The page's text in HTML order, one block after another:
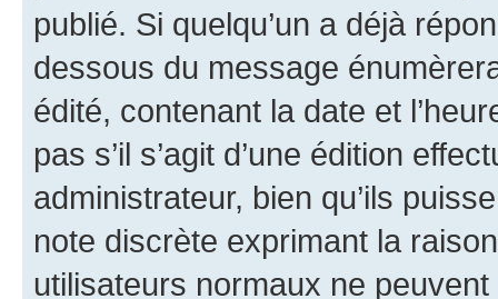
publié. Si quelqu’un a déjà
dessous du message
édité, contenant la date et
pas s’il s’agit d’une édition
administrateur, bien qu’ils
note discrète exprimant la
utilisateurs normaux ne